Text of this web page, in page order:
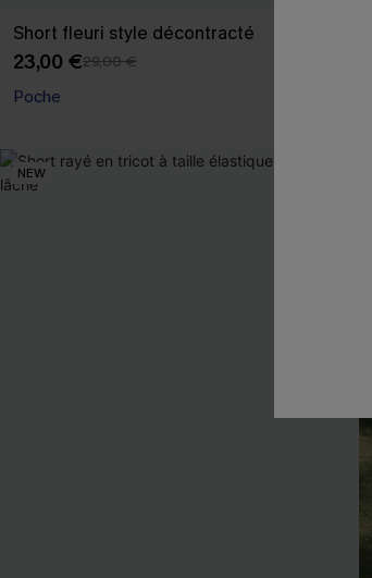
Short fleuri style décontracté
23,00 €29,00 €
Poche
NEW